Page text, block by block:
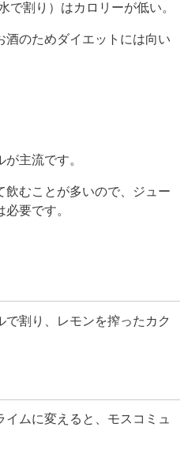
で割り）はカロリーが低い。
酒のためダイエットには向い
主流です。
飲むことが多いので、ジュー
要です。
で割り、レモンを搾ったカク
ムに変えると、モスコミュ